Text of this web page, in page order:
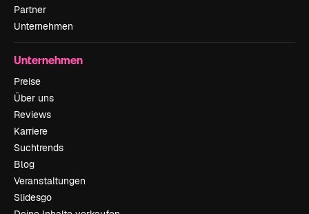
Partner
Unternehmen
Unternehmen
Preise
Über uns
Reviews
Karriere
Suchtrends
Blog
Veranstaltungen
Slidesgo